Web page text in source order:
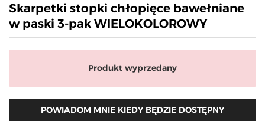
Skarpetki stopki chłopięce bawełniane
w paski 3-pak WIELOKOLOROWY
Produkt wyprzedany
POWIADOM MNIE KIEDY BĘDZIE DOSTĘPNY